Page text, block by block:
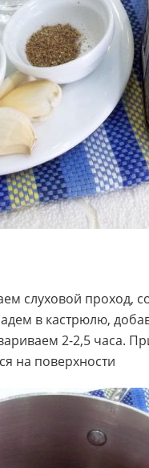
слуховой проход,
в кастрюлю,
2-2,5 часа.
на поверхности